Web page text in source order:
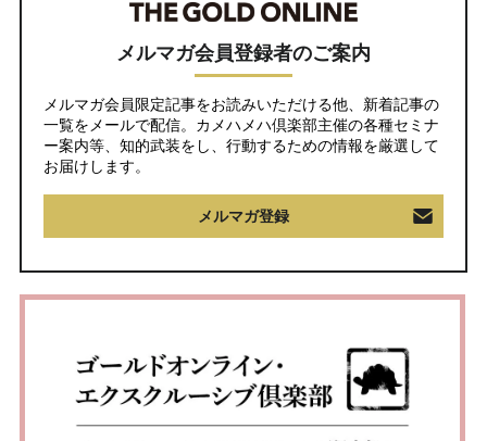
メルマガ会員登録者のご案内
メルマガ会員限定記事をお読みいただける他、新着記事の
一覧をメールで配信。カメハメハ倶楽部主催の各種セミナ
ー案内等、知的武装をし、行動するための情報を厳選して
お届けします。
メルマガ登録